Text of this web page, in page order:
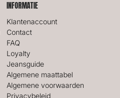
INFORMATIE
Klantenaccount
Contact
FAQ
Loyalty
Jeansguide
Algemene maattabel
Algemene voorwaarden
Privacybeleid